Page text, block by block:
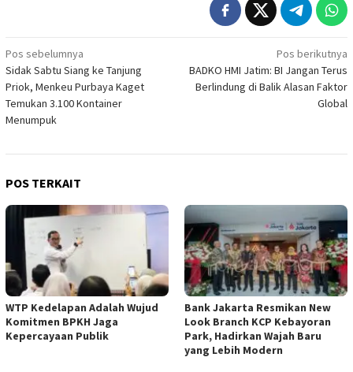
Navigasi
pos
Pos sebelumnya
Sidak Sabtu Siang ke Tanjung
Priok, Menkeu Purbaya Kaget
Temukan 3.100 Kontainer
Menumpuk
Pos berikutnya
BADKO HMI Jatim: BI Jangan Terus
Berlindung di Balik Alasan Faktor
Global
POS TERKAIT
WTP Kedelapan Adalah Wujud
Komitmen BPKH Jaga
Kepercayaan Publik
Bank Jakarta Resmikan New
Look Branch KCP Kebayoran
Park, Hadirkan Wajah Baru
yang Lebih Modern